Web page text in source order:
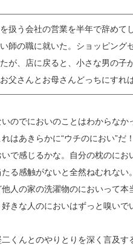
扱う会社の営業を半年で辞め
師の職に就いた。ショッピング
が、店に戻ると、小さな男の子
父さんとお母さんどっちにす
のでにおいのことはわからなか
はあきらかに“ウチのにおい”だ！
いで感じるかな。自分の枕のに
る感触がないと全然ねむれな
人の家の洗濯物のにおいって
きな人のにおいはずっと嗅いで
くんとのやりとりを深く言及